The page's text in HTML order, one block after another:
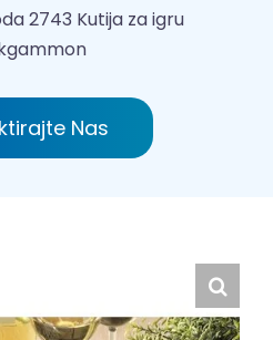
2743 Kutija za igru
Nas